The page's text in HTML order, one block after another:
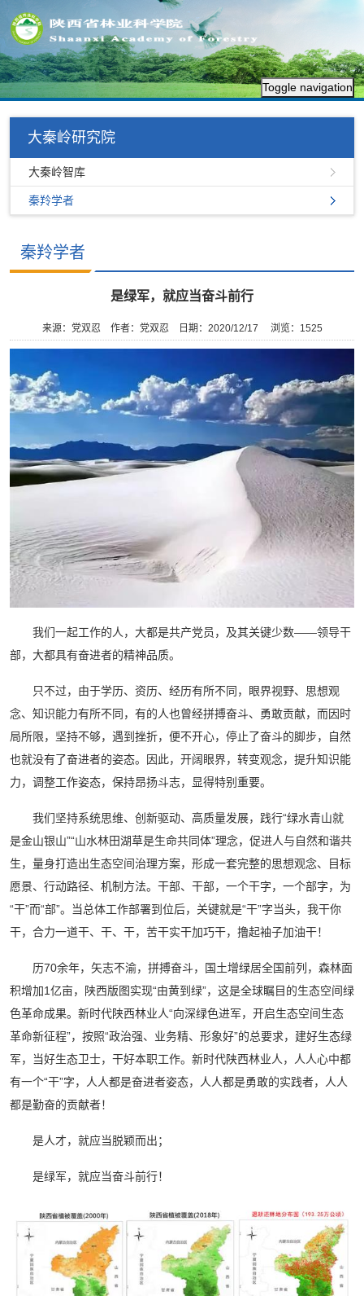
Toggle navigation
大秦岭研究院
大秦岭智库
秦羚学者
秦羚学者
是绿军，就应当奋斗前行
来源：党双忍 作者：党双忍 日期：2020/12/17 浏览： 1525
我们一起工作的人，大都是共产党员，及其关键少数——领导干
部，大都具有奋进者的精神品质。
只不过，由于学历、资历、经历有所不同，眼界视野、思想观
念、知识能力有所不同，有的人也曾经拼搏奋斗、勇敢贡献，而因时
局所限，坚持不够，遇到挫折，便不开心，停止了奋斗的脚步，自然
也就没有了奋进者的姿态。因此，开阔眼界，转变观念，提升知识能
力，调整工作姿态，保持昂扬斗志，显得特别重要。
我们坚持系统思维、创新驱动、高质量发展，践行“绿水青山就
是金山银山”“山水林田湖草是生命共同体”理念，促进人与自然和谐共
生，量身打造出生态空间治理方案，形成一套完整的思想观念、目标
愿景、行动路径、机制方法。干部、干部，一个干字，一个部字，为
“干”而“部”。当总体工作部署到位后，关键就是“干”字当头，我干你
干，合力一道干、干、干，苦干实干加巧干，撸起袖子加油干！
历70余年，矢志不渝，拼搏奋斗，国土增绿居全国前列，森林面
积增加1亿亩，陕西版图实现“由黄到绿”，这是全球瞩目的生态空间绿
色革命成果。新时代陕西林业人“向深绿色进军，开启生态空间生态
革命新征程”，按照“政治强、业务精、形象好”的总要求，建好生态绿
军，当好生态卫士，干好本职工作。新时代陕西林业人，人人心中都
有一个“干”字，人人都是奋进者姿态，人人都是勇敢的实践者，人人
都是勤奋的贡献者！
是人才，就应当脱颖而出；
是绿军，就应当奋斗前行！